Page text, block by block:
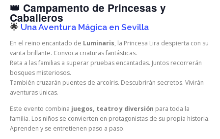
CONTACTO
👑 Campamento de Princesas y
Caballeros
🌟 Una Aventura Mágica en Sevilla
En el reino encantado de Luminaris, la Princesa Lira despierta con su
varita brillante. Convoca criaturas fantásticas.
Reta a las familias a superar pruebas encantadas. Juntos recorrerán
bosques misteriosos.
También cruzarán puentes de arcoíris. Descubrirán secretos. Vivirán
aventuras únicas.
Este evento combina juegos, teatro y diversión para toda la
familia. Los niños se convierten en protagonistas de su propia historia.
Aprenden y se entretienen paso a paso.